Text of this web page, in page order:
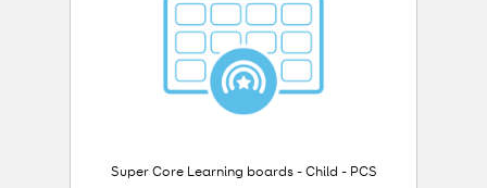
Super Core Learning boards - Child - PCS